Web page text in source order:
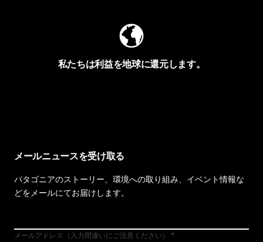
私たちは利益を地球に還元します。
メールニュースを受け取る
パタゴニアのストーリー、環境への取り組み、イベント情報な
どをメールにてお届けします。
メールアドレス（入力間違いにご注意ください）